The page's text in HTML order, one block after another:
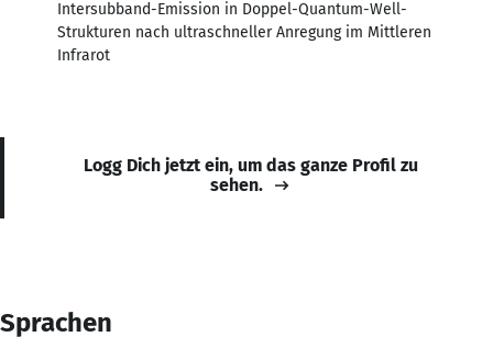
Intersubband-Emission in Doppel-Quantum-Well-
Strukturen nach ultraschneller Anregung im Mittleren
Infrarot
Logg Dich jetzt ein, um das ganze Profil zu
sehen.
Sprachen